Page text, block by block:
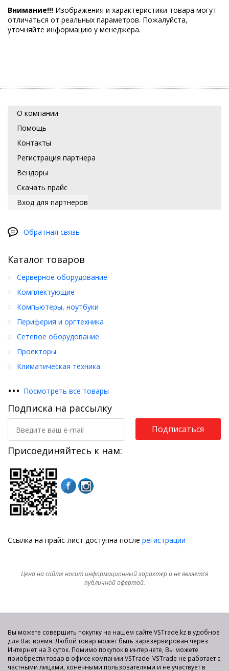
Внимание!!! Изображения и характеристики товара могут
отличаться от реальных параметров. Пожалуйста,
уточняйте информацию у менеджера.
О компании
Помощь
Контакты
Регистрация партнера
Вендоры
Скачать прайс
Вход для партнеров
Обратная связь
Каталог товаров
Серверное оборудование
Комплектующие
Компьютеры, ноутбуки
Периферия и оргтехника
Сетевое оборудование
Проекторы
Климатическая техника
••• Посмотреть все товары
Подписка на рассылку
Подписаться
Присоединяйтесь к нам:
Ссылка на прайс-лист доступна после регистрации
Цена на сайте носит информационный характер и не является
публичной офертой.
Вы можете совершить покупку на нашем сайте VSTrade.kz в удобное
для Вас время. Любой товар может быть зарезервирован через
Интернет на 3 суток. Помимо покупок в интернете, Вы можете
приобрести товар в офисе компании VSTrade. VSTrade не работает с
частными лицами, конечными пользователями и не участвует в